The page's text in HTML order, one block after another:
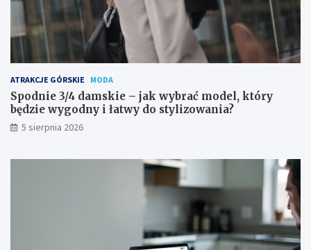
ATRAKCJE GÓRSKIE MODA
Spodnie 3/4 damskie – jak wybrać model, który
będzie wygodny i łatwy do stylizowania?
5 sierpnia 2026